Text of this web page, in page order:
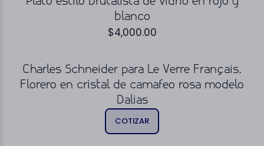
blanco
$4,000.00
Charles Schneider para Le Verre Français.
Florero en cristal de camafeo rosa modelo
Dalias
COTIZAR